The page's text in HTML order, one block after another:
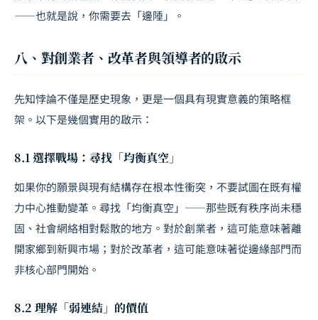
——也就是說，你需要去「邊陲」。
八、對創業者、改革者與領導者的啟示
先知悖論不僅是歷史現象，更是一個具有現實意義的策略框
架。以下是幾個實用的啟示：
8.1 選擇戰場：尋找「均衡真空」
如果你的願景與現有結構存在根本性衝突，不要試圖在既有權
力中心推動變革。尋找「均衡真空」——那些既有秩序尚未穩
固、社會網絡相對鬆散的地方。對於創業者，這可能意味著離
開家鄉到新興市場；對於改革者，這可能意味著從邊緣部門而
非核心部門開始。
8.2 理解「弱連結」的價值